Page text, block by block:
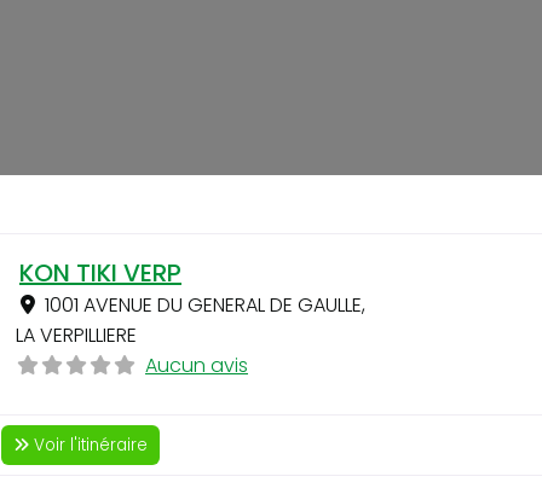
KON TIKI VERP
1001 AVENUE DU GENERAL DE GAULLE,
LA VERPILLIERE
Aucun avis
Voir l'itinéraire